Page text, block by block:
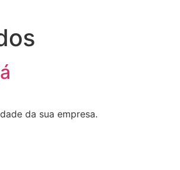
da sua empresa.